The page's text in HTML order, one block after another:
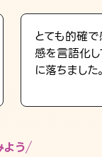
とても的確
感を言語化
に落ちました
う